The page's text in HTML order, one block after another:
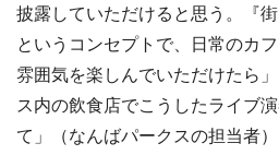
披露していただけると思う。『
というコンセプトで、日常のカ
雰囲気を楽しんでいただけたら
ス内の飲食店でこうしたライブ
て」（なんばパークスの担当者）